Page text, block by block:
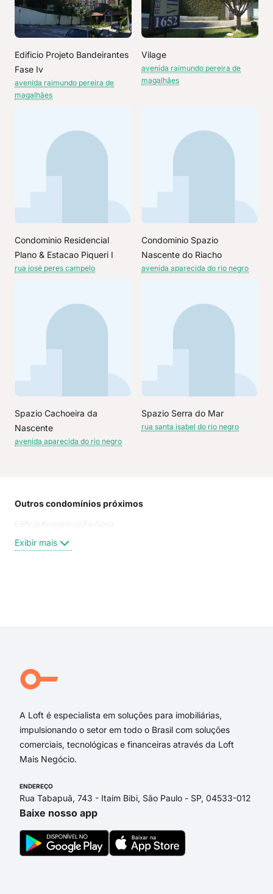
Edificio Projeto Bandeirantes
Fase Iv
avenida raimundo pereira de
magalhães
Vilage
avenida raimundo pereira de
magalhães
Condominio Residencial
Plano & Estacao Piqueri I
rua josé peres campelo
Condominio Spazio
Nascente do Riacho
avenida aparecida do rio negro
Spazio Cachoeira da
Nascente
avenida aparecida do rio negro
Spazio Serra do Mar
rua santa isabel do rio negro
Outros condomínios próximos
Edificio Residencial Pauliceia
Exibir mais
A Loft é especialista em soluções para imobiliárias,
impulsionando o setor em todo o Brasil com soluções
comerciais, tecnológicas e financeiras através da Loft
Mais Negócio.
ENDEREÇO
Rua Tabapuã, 743 - Itaim Bibi, São Paulo - SP, 04533-012
Baixe nosso app